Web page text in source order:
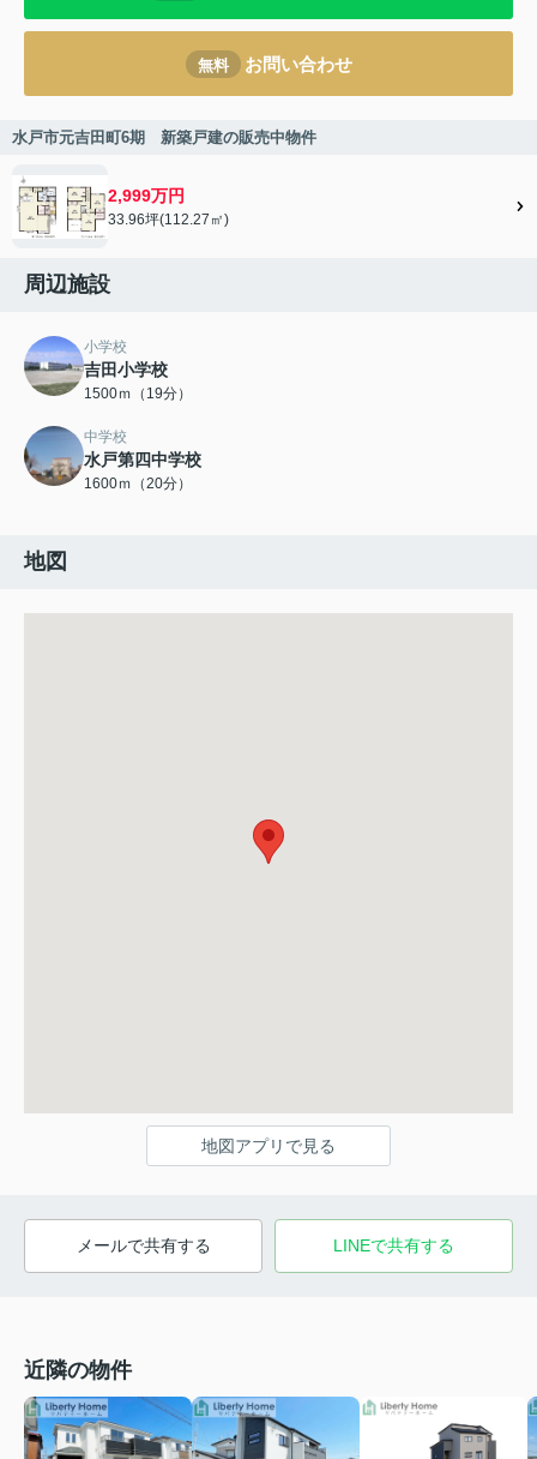
無料 お問い合わせ
水戸市元吉田町6期 新築戸建の販売中物件
2,999万円
33.96坪(112.27㎡)
周辺施設
小学校
吉田小学校
1500ｍ（19分）
中学校
水戸第四中学校
1600ｍ（20分）
地図
地図アプリで見る
メールで共有する LINEで共有する
近隣の物件